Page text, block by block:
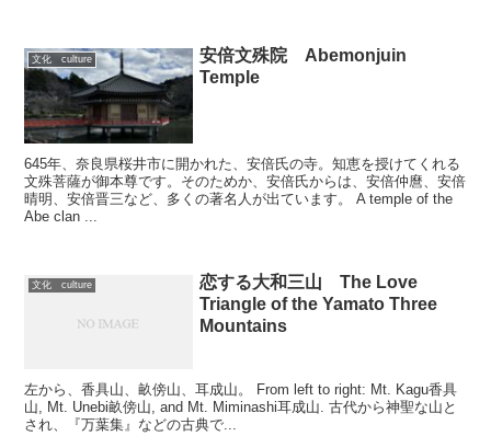
文化 culture
安倍文殊院 Abemonjuin
Temple
645年、奈良県桜井市に開かれた、安倍氏の寺。知恵を授けてくれる
文殊菩薩が御本尊です。そのためか、安倍氏からは、安倍仲麿、安倍
晴明、安倍晋三など、多くの著名人が出ています。 A temple of the
Abe clan ...
文化 culture
恋する大和三山 The Love
Triangle of the Yamato Three
Mountains
左から、香具山、畝傍山、耳成山。 From left to right: Mt. Kagu香具
山, Mt. Unebi畝傍山, and Mt. Miminashi耳成山. 古代から神聖な山と
され、『万葉集』などの古典で...